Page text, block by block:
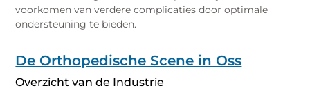
voorkomen van verdere complicaties door optimale
ondersteuning te bieden.
De Orthopedische Scene in Oss
Overzicht van de Industrie